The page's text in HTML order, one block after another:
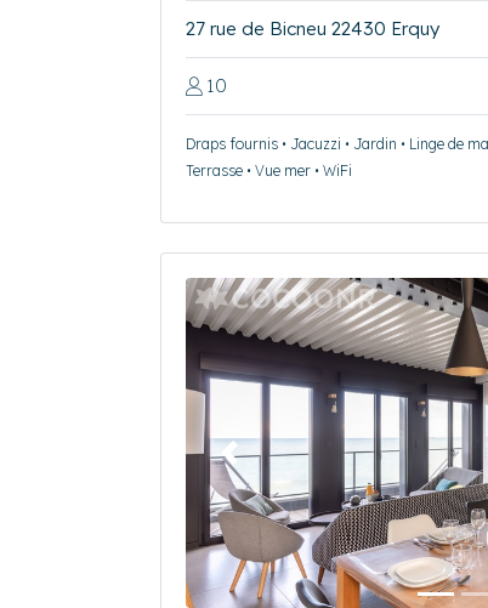
27 rue de Bicneu 22430 Erquy
10
Draps fournis • Jacuzzi • Jardin • Linge de
Terrasse • Vue mer • WiFi
Précédent